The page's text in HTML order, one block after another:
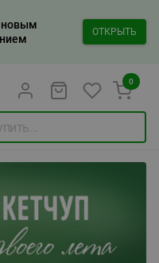
новым
ОТКРЫТЬ
0